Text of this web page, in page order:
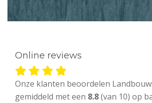
Online reviews
Onze klanten beoordelen
gemiddeld met een 8.8(van 10) op